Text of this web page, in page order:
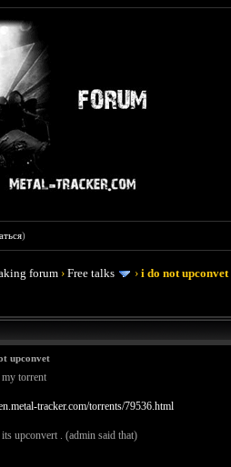
)
forum ›Free talks ›i do not upconvet
upconvet
torrent
tracker.com/torrents/79536.html
upconvert . (admin said that)